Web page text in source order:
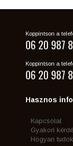
Koppintson a
06 20 987
Koppintson a
06 20 987
Hasznos
Kapcsolat
Gyakori
Hogyan